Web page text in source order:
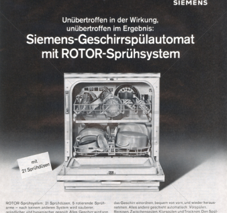
SIEMENS
Siemens Aktiengesellschaft Österreich
1966